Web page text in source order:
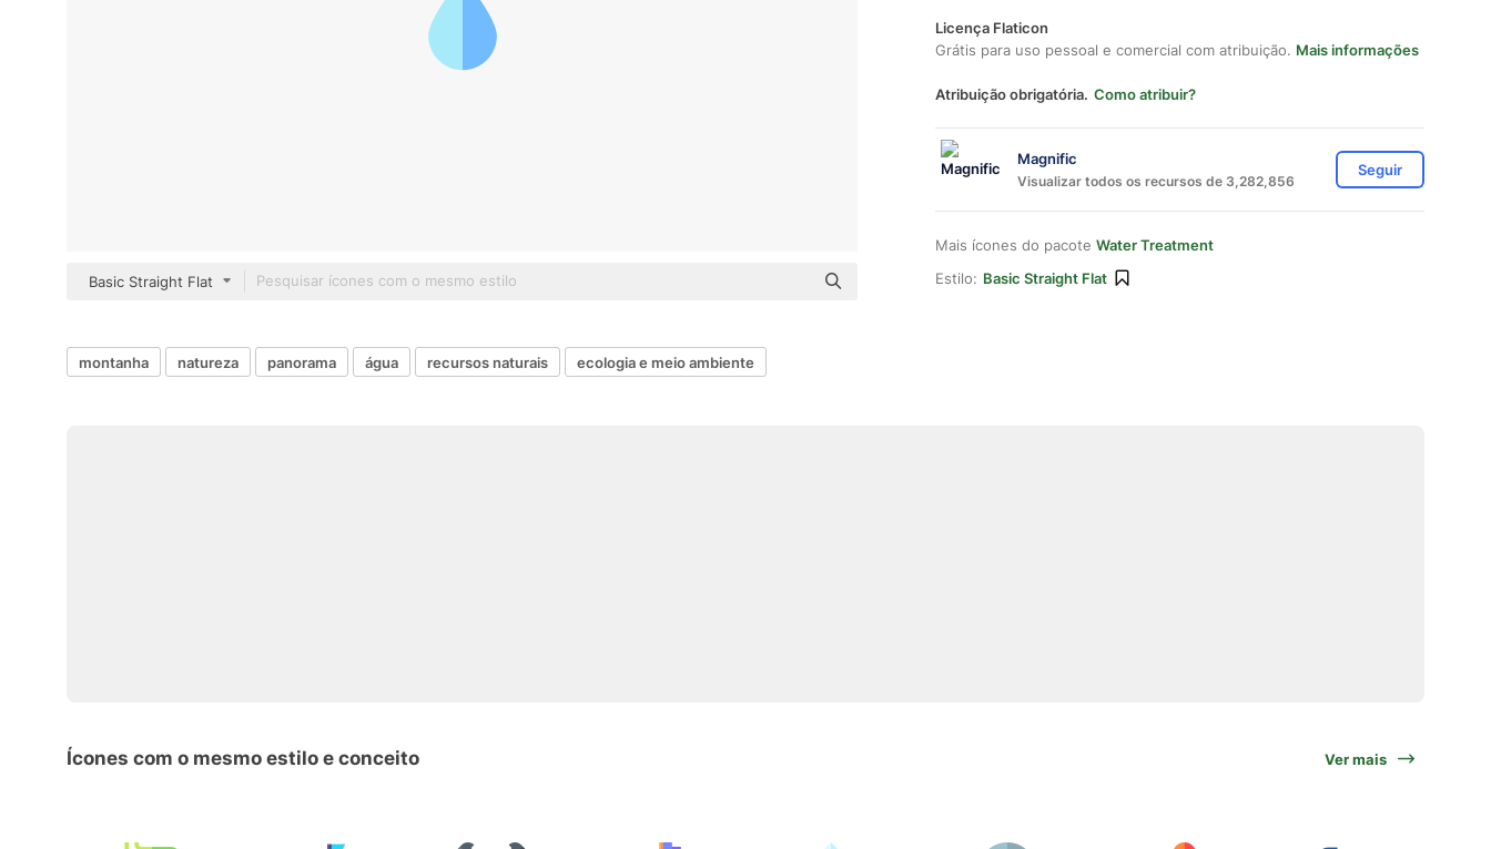
Basic Straight Flat
Licença Flaticon
Grátis para uso pessoal e comercial com atribuição. Mais informações
Atribuição obrigatória. Como atribuir?
Magnific
Visualizar todos os recursos de 3,282,856
Seguir
Mais ícones do pacote Water Treatment
Estilo: Basic Straight Flat
montanha natureza panorama água recursos naturais ecologia e meio ambiente
Ícones com o mesmo estilo e conceito Ver mais